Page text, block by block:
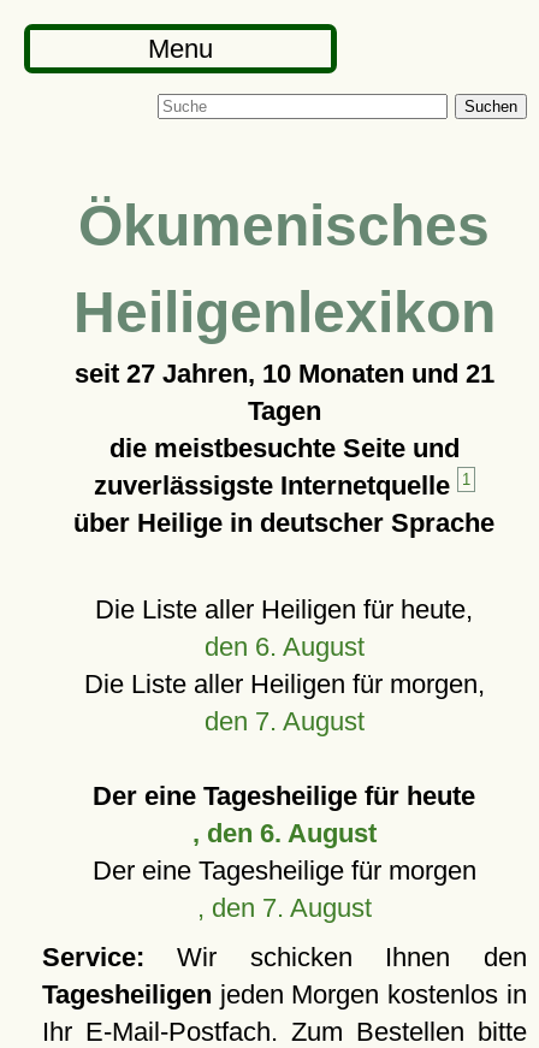
Menu
Suchen
Ökumenisches
Heiligenlexikon
seit 27 Jahren, 10 Monaten und 21
Tagen
die meistbesuchte Seite und
zuverlässigste Internetquelle
1
über Heilige in deutscher Sprache
Die Liste aller Heiligen für heute,
den 6. August
Die Liste aller Heiligen für morgen,
den 7. August
Der eine Tagesheilige für heute
, den 6. August
Der eine Tagesheilige für morgen
, den 7. August
Service: Wir schicken Ihnen den
Tagesheiligen jeden Morgen kostenlos in
Ihr E-Mail-Postfach. Zum Bestellen bitte